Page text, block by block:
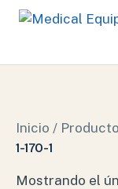
Inicio /
1-170-1
Mostrando el